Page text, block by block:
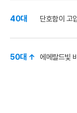
40대 단호함이 고
50대 ↑ 에메랄드빛